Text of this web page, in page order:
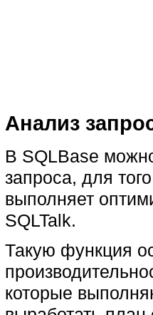
Анализ
В SQLBase
запроса, для
выполняет
SQLTalk.
Такую функция
которые